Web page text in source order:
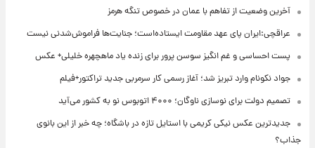
آخرین وضعیت از تفاهم با عمان در خصوص تنگه هرمز
عراقچی:ایران پای عهد مقاومت ایستاده‌است؛ جنایت‌ها فراموش‌شدنی نیست
پست احساسی و غم انگیز سوسن پرور برای زنده یاد ماهچهره خلیلی+ عکس
جواد نکونام وارد تبریز شد؛ آغاز رسمی کار سرمربی جدید تراکتور+فیلم
تصمیم دولت برای نوسازی ناوگان؛ ۴۰۰۰ اتوبوس نو به کشور می‌آید
جدیدترین عکس نیکی کریمی با استایل تازه در باشگاه؛ چه خبر از این بانوی
جذاب؟